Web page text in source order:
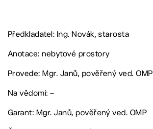
Předkladatel: Ing. Novák, starosta
Anotace: nebytové prostory
Provede: Mgr. Janů, pověřený ved. OMP
Na vědomí: –
Garant: Mgr. Janů, pověřený ved. OMP